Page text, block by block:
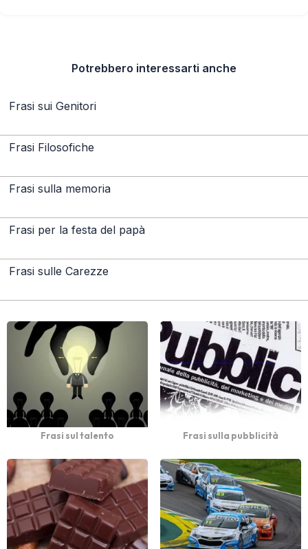
Potrebbero interessarti anche
Frasi sui Genitori
Frasi Filosofiche
Frasi sulla memoria
Frasi per la festa del papà
Frasi sulle Carezze
Frasi sul talento Frasi sulla pubblicità